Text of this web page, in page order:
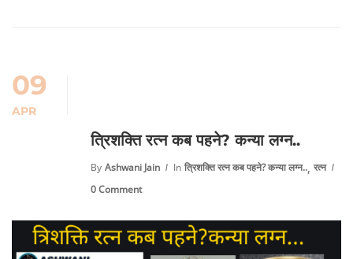
09
APR
त्रिशक्ति रत्न कब पहने? कन्या लग्न..
By Ashwani Jain In त्रिशक्ति रत्न कब पहने? कन्या लग्न.., रत्न
0 Comment